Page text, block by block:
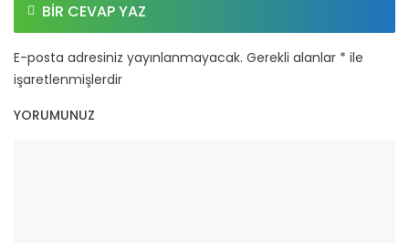
BIR CEVAP YAZ
E-posta adresiniz yayınlanmayacak. Gerekli alanlar * ile
işaretlenmişlerdir
YORUMUNUZ